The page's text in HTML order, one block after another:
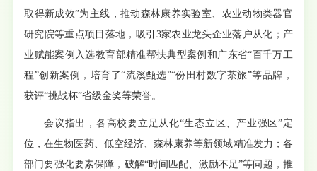
取得新成效”为主线，推动森林康养实验室、农业动物类器官
研究院等重点项目落地，吸引3家农业龙头企业落户从化；产
业赋能案例入选教育部精准帮扶典型案例和广东省“百千万工
程”创新案例，培育了“流溪甄选”“份田村数字茶旅”等品牌，
获评“挑战杯”省级金奖等荣誉。
会议指出，各高校要立足从化“生态立区、产业强区”定
位，在生物医药、低空经济、森林康养等新领域精准发力；各
部门要强化要素保障，破解“时间匹配、激励不足”等问题，推